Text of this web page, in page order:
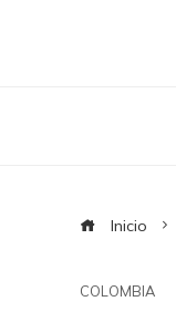
Inicio
COLOMBIA